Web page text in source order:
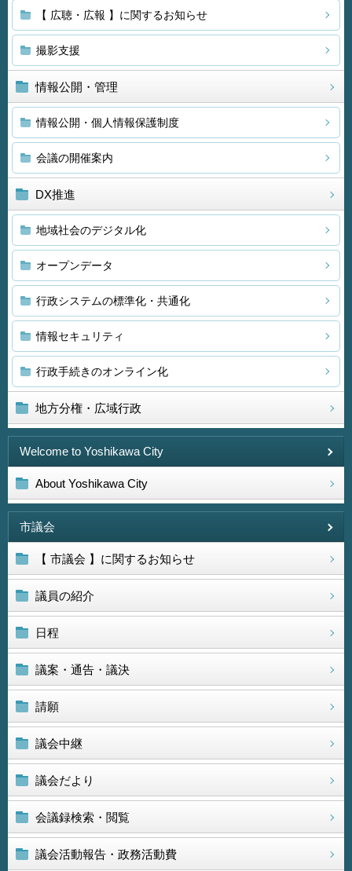
【 広聴・広報 】に関するお知らせ
撮影支援
情報公開・管理
情報公開・個人情報保護制度
会議の開催案内
DX推進
地域社会のデジタル化
オープンデータ
行政システムの標準化・共通化
情報セキュリティ
行政手続きのオンライン化
地方分権・広域行政
Welcome to Yoshikawa City
About Yoshikawa City
市議会
【 市議会 】に関するお知らせ
議員の紹介
日程
議案・通告・議決
請願
議会中継
議会だより
会議録検索・閲覧
議会活動報告・政務活動費